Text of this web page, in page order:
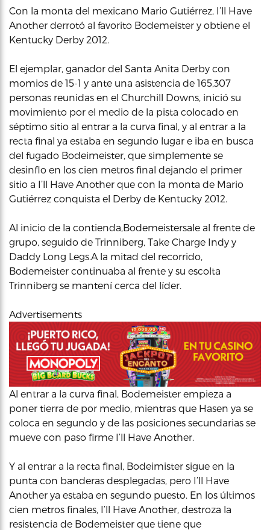
Con la monta del mexicano Mario Gutiérrez, I’ll Have
Another derrotó al favorito Bodemeister y obtiene el
Kentucky Derby 2012.
El ejemplar, ganador del Santa Anita Derby con
momios de 15-1 y ante una asistencia de 165,307
personas reunidas en el Churchill Downs, inició su
movimiento por el medio de la pista colocado en
séptimo sitio al entrar a la curva final, y al entrar a la
recta final ya estaba en segundo lugar e iba en busca
del fugado Bodeimeister, que simplemente se
desinflo en los cien metros final dejando el primer
sitio a I’ll Have Another que con la monta de Mario
Gutiérrez conquista el Derby de Kentucky 2012.
Al inicio de la contienda,Bodemeistersale al frente de
grupo, seguido de Trinniberg, Take Charge Indy y
Daddy Long Legs.A la mitad del recorrido,
Bodemeister continuaba al frente y su escolta
Trinniberg se mantení cerca del líder.
Advertisements
Al entrar a la curva final, Bodemeister empieza a
poner tierra de por medio, mientras que Hasen ya se
coloca en segundo y de las posiciones secundarias se
mueve con paso firme I’ll Have Another.
Y al entrar a la recta final, Bodeimister sigue en la
punta con banderas desplegadas, pero I’ll Have
Another ya estaba en segundo puesto. En los últimos
cien metros finales, I’ll Have Another, destroza la
resistencia de Bodemeister que tiene que